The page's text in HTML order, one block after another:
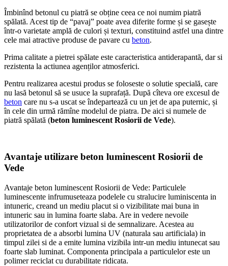
Îmbinînd betonul cu piatră se obține ceea ce noi numim piatră
spălată. Acest tip de “pavaj” poate avea diferite forme și se gasește
într-o varietate amplă de culori și texturi, constituind astfel una dintre
cele mai atractive produse de pavare cu beton.
Prima calitate a pietrei spălate este caracteristica antiderapantă, dar si
rezistenta la actiunea agenților atmosferici.
Pentru realizarea acestui produs se foloseste o solutie specială, care
nu lasă betonul să se usuce la suprafață. După cîteva ore excesul de
beton care nu s-a uscat se îndepartează cu un jet de apa puternic, și
în cele din urmă rămîne modelul de piatra. De aici si numele de
piatră spălată (beton luminescent Rosiorii de Vede).
Avantaje utilizare beton luminescent Rosiorii de
Vede
Avantaje beton luminescent Rosiorii de Vede: Particulele
luminescente infrumuseteaza podelele cu stralucire luminiscenta in
intuneric, creand un mediu placut si o vizibilitate mai buna in
intuneric sau in lumina foarte slaba. Are in vedere nevoile
utilizatorilor de confort vizual si de semnalizare. Acestea au
proprietatea de a absorbi lumina UV (naturala sau artificiala) in
timpul zilei si de a emite lumina vizibila intr-un mediu intunecat sau
foarte slab luminat. Componenta principala a particulelor este un
polimer reciclat cu durabilitate ridicata.